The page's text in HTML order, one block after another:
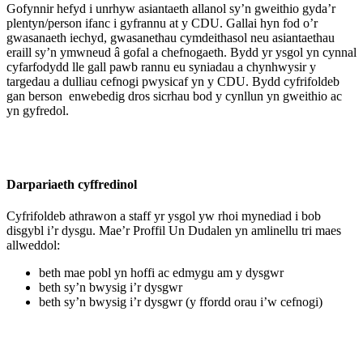
Gofynnir hefyd i unrhyw asiantaeth allanol sy’n gweithio gyda’r
plentyn/person ifanc i gyfrannu at y CDU. Gallai hyn fod o’r
gwasanaeth iechyd, gwasanethau cymdeithasol neu asiantaethau
eraill sy’n ymwneud â gofal a chefnogaeth. Bydd yr ysgol yn cynnal
cyfarfodydd lle gall pawb rannu eu syniadau a chynhwysir y
targedau a dulliau cefnogi pwysicaf yn y CDU. Bydd cyfrifoldeb
gan berson enwebedig dros sicrhau bod y cynllun yn gweithio ac
yn gyfredol.
Darpariaeth cyffredinol
Cyfrifoldeb athrawon a staff yr ysgol yw rhoi mynediad i bob
disgybl i’r dysgu. Mae’r Proffil Un Dudalen yn amlinellu tri maes
allweddol:
beth mae pobl yn hoffi ac edmygu am y dysgwr
beth sy’n bwysig i’r dysgwr
beth sy’n bwysig i’r dysgwr (y ffordd orau i’w cefnogi)